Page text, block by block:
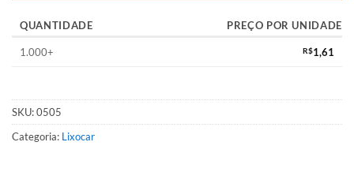
QUANTIDADE PREÇO POR UNIDADE
1.000+ R$1,61
SKU:0505
Categoria: Lixocar